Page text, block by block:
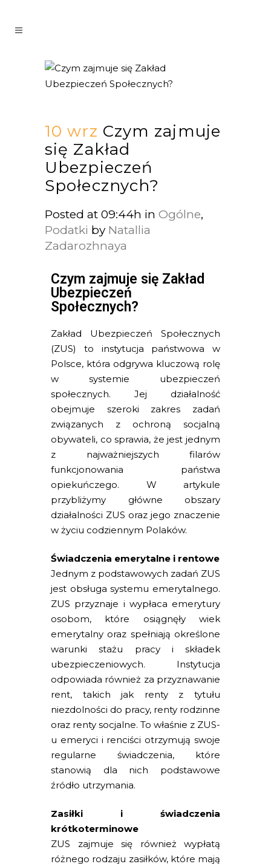
10 wrz Czym zajmuje
się Zakład
Ubezpieczeń
Społecznych?
Posted at 09:44h in Ogólne,
Podatki by Natallia
Zadarozhnaya
Czym zajmuje się Zakład
Ubezpieczeń
Społecznych?
Zakład Ubezpieczeń Społecznych
(ZUS) to instytucja państwowa w
Polsce, która odgrywa kluczową rolę
w systemie ubezpieczeń
społecznych. Jej działalność
obejmuje szeroki zakres zadań
związanych z ochroną socjalną
obywateli, co sprawia, że jest jednym
z najważniejszych filarów
funkcjonowania państwa
opiekuńczego. W artykule
przybliżymy główne obszary
działalności ZUS oraz jego znaczenie
w życiu codziennym Polaków.
Świadczenia emerytalne i rentowe
Jednym z podstawowych zadań ZUS
jest obsługa systemu emerytalnego.
ZUS przyznaje i wypłaca emerytury
osobom, które osiągnęły wiek
emerytalny oraz spełniają określone
warunki stażu pracy i składek
ubezpieczeniowych. Instytucja
odpowiada również za przyznawanie
rent, takich jak renty z tytułu
niezdolności do pracy, renty rodzinne
oraz renty socjalne. To właśnie z ZUS-
u emeryci i renciści otrzymują swoje
regularne świadczenia, które
stanowią dla nich podstawowe
źródło utrzymania.
Zasiłki i świadczenia
krótkoterminowe
ZUS zajmuje się również wypłatą
różnego rodzaju zasiłków, które mają